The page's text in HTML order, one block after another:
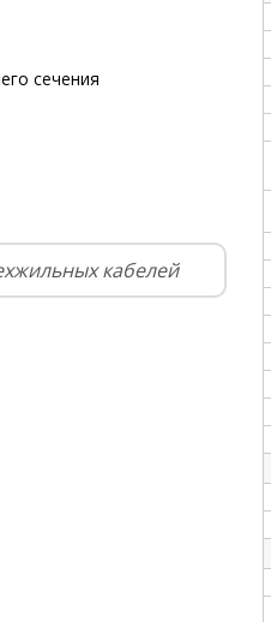
сечения
кабелей